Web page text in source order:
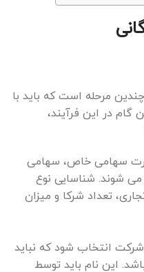
مرحله است که باید با
گام در این فرآیند،
سهامی خاص، سهامی
شوند. شناسایی نوع
تعداد شرکا و میزان
انتخاب شود که نباید
این نام باید توسط